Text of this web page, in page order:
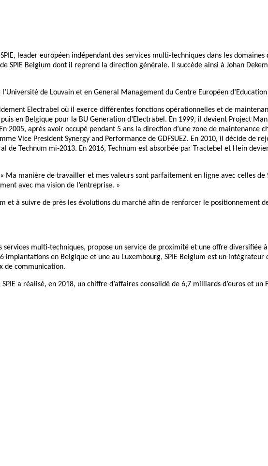
leader européen indépendant des services multi-techniques dans les
Belgium dont il reprend la direction générale. Il succède ainsi à Johan
de Louvain et en General Management du Centre Européen
Electrabel où il exerce différentes fonctions opérationnelles et de
en Belgique pour la BU Generation d’Electrabel. En 1999, il devient Project
2005, après avoir occupé pendant 5 ans la direction d’une zone de maintenance
Vice President Synergy and Performance de GDFSUEZ. En 2010, il décide de
de Technum mi-2013. En 2016, Technum est absorbée par Tractebel et Hein
Ma manière de travailler et mes valeurs sont parfaitement en ligne avec celles de
avec ma vision de l’entreprise. »
et à suivre de près les évolutions du marché afin de renforcer le positionnement
multi-techniques, propose un service de proximité et une offre diversifiée
en Belgique et une au Luxembourg, SPIE Belgium est un intégrateur
de communication.
a réalisé, en 2018, un chiffre d’affaires consolidé de 6,7 milliards d’euros et un